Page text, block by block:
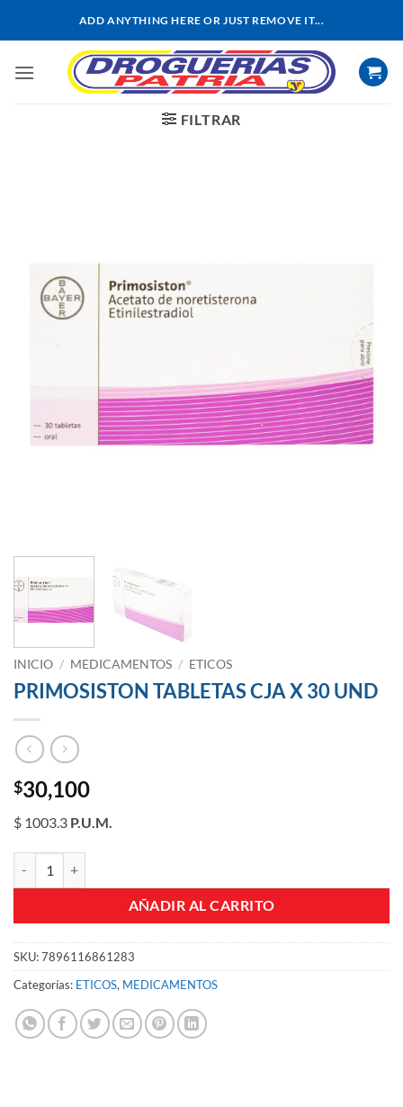
ADD ANYTHING HERE OR JUST REMOVE IT...
FILTRAR
INICIO / MEDICAMENTOS / ETICOS
PRIMOSISTON TABLETAS CJA X 30 UND
$30,100
$ 1003.3 P.U.M.
AÑADIR AL CARRITO
SKU:7896116861283
Categorías: ETICOS, MEDICAMENTOS